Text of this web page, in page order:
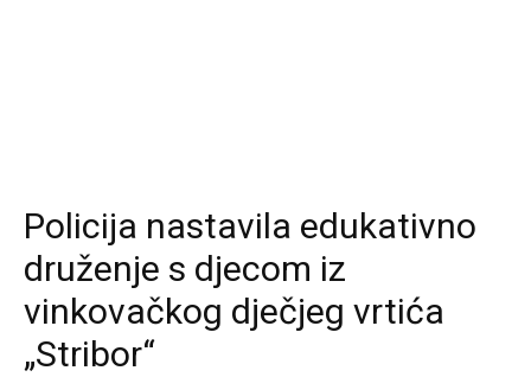
Policija nastavila edukativno
druženje s djecom iz
vinkovačkog dječjeg vrtića
„Stribor“